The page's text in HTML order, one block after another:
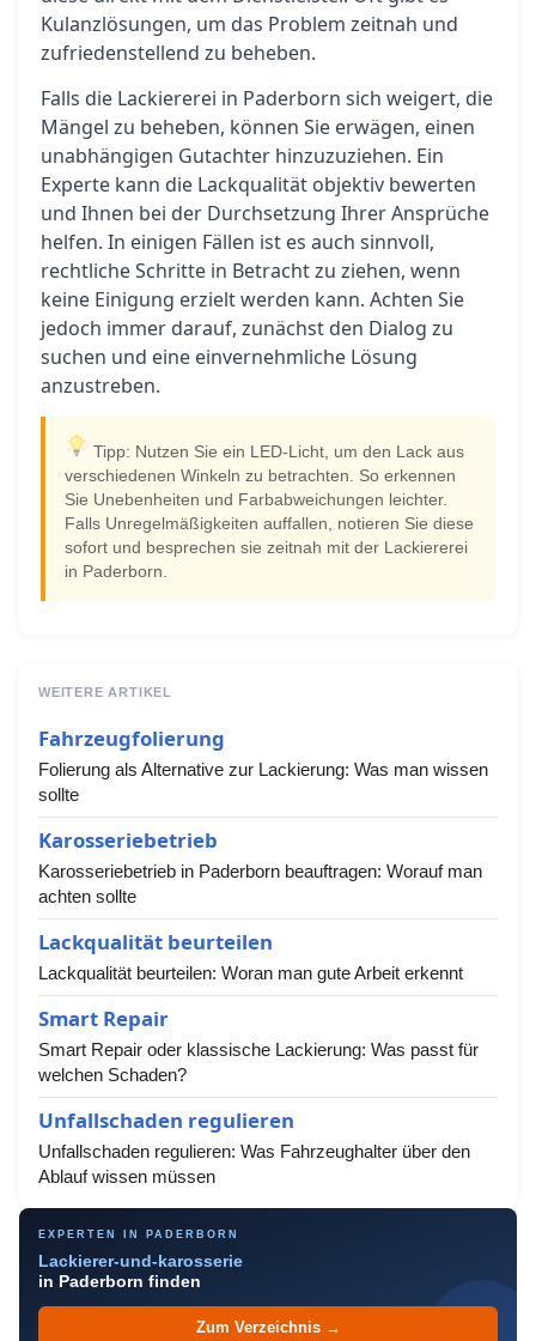
Kulanzlösungen, um das Problem zeitnah und
zufriedenstellend zu beheben.
Falls die Lackiererei in Paderborn sich weigert, die
Mängel zu beheben, können Sie erwägen, einen
unabhängigen Gutachter hinzuzuziehen. Ein
Experte kann die Lackqualität objektiv bewerten
und Ihnen bei der Durchsetzung Ihrer Ansprüche
helfen. In einigen Fällen ist es auch sinnvoll,
rechtliche Schritte in Betracht zu ziehen, wenn
keine Einigung erzielt werden kann. Achten Sie
jedoch immer darauf, zunächst den Dialog zu
suchen und eine einvernehmliche Lösung
anzustreben.
Tipp: Nutzen Sie ein LED-Licht, um den Lack aus
verschiedenen Winkeln zu betrachten. So erkennen
Sie Unebenheiten und Farbabweichungen leichter.
Falls Unregelmäßigkeiten auffallen, notieren Sie diese
sofort und besprechen sie zeitnah mit der Lackiererei
in Paderborn.
WEITERE ARTIKEL
Fahrzeugfolierung
Folierung als Alternative zur Lackierung: Was man wissen
sollte
Karosseriebetrieb
Karosseriebetrieb in Paderborn beauftragen: Worauf man
achten sollte
Lackqualität beurteilen
Lackqualität beurteilen: Woran man gute Arbeit erkennt
Smart Repair
Smart Repair oder klassische Lackierung: Was passt für
welchen Schaden?
Unfallschaden regulieren
Unfallschaden regulieren: Was Fahrzeughalter über den
Ablauf wissen müssen
EXPERTEN IN PADERBORN
Lackierer-und-karosserie
in Paderborn finden
Zum Verzeichnis →